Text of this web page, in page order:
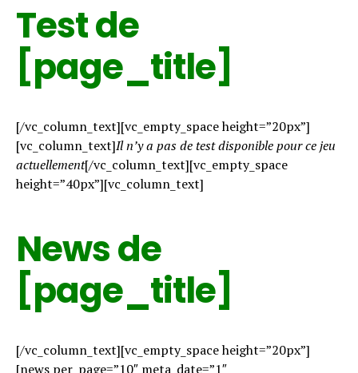
Test de
[page_title]
[/vc_column_text][vc_empty_space height=”20px”]
[vc_column_text]Il n’y a pas de test disponible pour ce jeu
actuellement[/vc_column_text][vc_empty_space
height=”40px”][vc_column_text]
News de
[page_title]
[/vc_column_text][vc_empty_space height=”20px”]
[news per_page=”10″ meta_date=”1″